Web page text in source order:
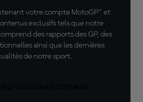
votre compte MotoGP™ et
exclusifs tels que notre
des rapports des GP, des
ainsi que les dernières
de notre sport.